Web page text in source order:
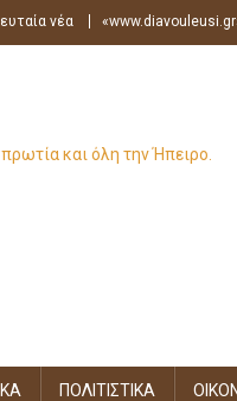
νέα
και όλη την Ήπειρο.
ΠΟΛΙΤΙΣΤΙΚΑ